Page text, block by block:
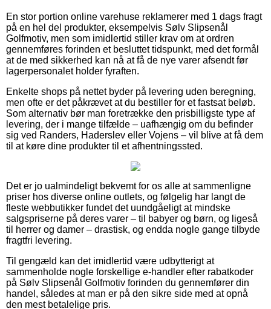
En stor portion online varehuse reklamerer med 1 dags fragt
på en hel del produkter, eksempelvis Sølv Slipsenål
Golfmotiv, men som imidlertid stiller krav om at ordren
gennemføres forinden et besluttet tidspunkt, med det formål
at de med sikkerhed kan nå at få de nye varer afsendt før
lagerpersonalet holder fyraften.
Enkelte shops på nettet byder på levering uden beregning,
men ofte er det påkrævet at du bestiller for et fastsat beløb.
Som alternativ bør man foretrække den prisbilligste type af
levering, der i mange tilfælde – uafhængig om du befinder
sig ved Randers, Haderslev eller Vojens – vil blive at få dem
til at køre dine produkter til et afhentningssted.
Det er jo ualmindeligt bekvemt for os alle at sammenligne
priser hos diverse online outlets, og følgelig har langt de
fleste webbutikker fundet det uundgåeligt at mindske
salgspriserne på deres varer – til babyer og børn, og ligeså
til herrer og damer – drastisk, og endda nogle gange tilbyde
fragtfri levering.
Til gengæld kan det imidlertid være udbytterigt at
sammenholde nogle forskellige e-handler efter rabatkoder
på Sølv Slipsenål Golfmotiv forinden du gennemfører din
handel, således at man er på den sikre side med at opnå
den mest betalelige pris.